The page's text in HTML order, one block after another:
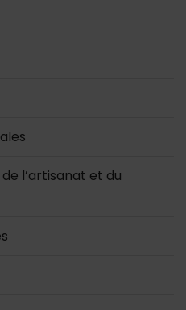
l’artisanat et du